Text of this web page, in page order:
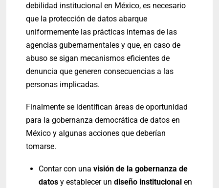
debilidad institucional en México, es necesario
que la protección de datos abarque
uniformemente las prácticas internas de las
agencias gubernamentales y que, en caso de
abuso se sigan mecanismos eficientes de
denuncia que generen consecuencias a las
personas implicadas.
Finalmente se identifican áreas de oportunidad
para la gobernanza democrática de datos en
México y algunas acciones que deberían
tomarse.
Contar con una visión de la gobernanza de
datosy establecer un diseño institucionalen